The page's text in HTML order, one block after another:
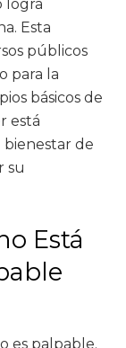
logra
Esta
públicos
para la
básicos de
está
bienestar de
su
Está
es palpable.